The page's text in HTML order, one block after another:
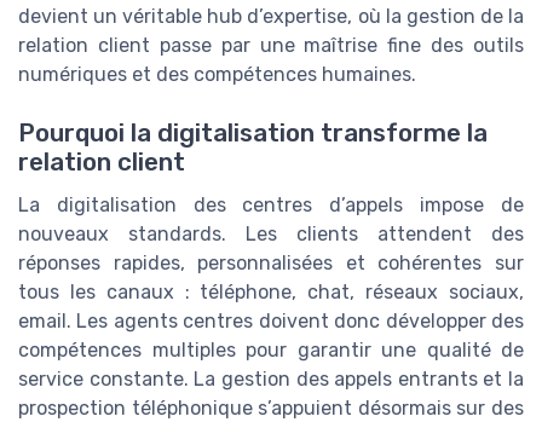
devient un véritable hub d’expertise, où la gestion de la
relation client passe par une maîtrise fine des outils
numériques et des compétences humaines.
Pourquoi la digitalisation transforme la
relation client
La digitalisation des centres d’appels impose de
nouveaux standards. Les clients attendent des
réponses rapides, personnalisées et cohérentes sur
tous les canaux : téléphone, chat, réseaux sociaux,
email. Les agents centres doivent donc développer des
compétences multiples pour garantir une qualité de
service constante. La gestion des appels entrants et la
prospection téléphonique s’appuient désormais sur des